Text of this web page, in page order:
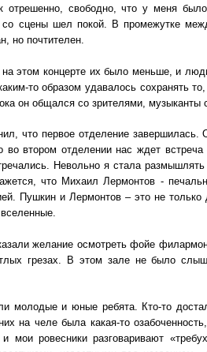
свободно, что у меня
со сцены шел покой. В промежутке
но почтителен.
этом концерте их было меньше, и
то образом удавалось сохранять
он общался со зрителями, музыканты
что первое отделение
втором отделении нас ждет
Невольно я стала
что Михаил Лермонтов -
Пушкин и Лермонтов – это не
желание осмотреть фойе
грезах. В этом зале не было
молодые и юные ребята. Кто-то
на челе была какая-то
ровесники разговаривают